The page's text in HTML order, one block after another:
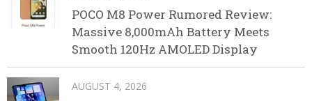
POCO M8 Power Rumored Review:
Massive 8,000mAh Battery Meets
Smooth 120Hz AMOLED Display
AUGUST 4, 2026